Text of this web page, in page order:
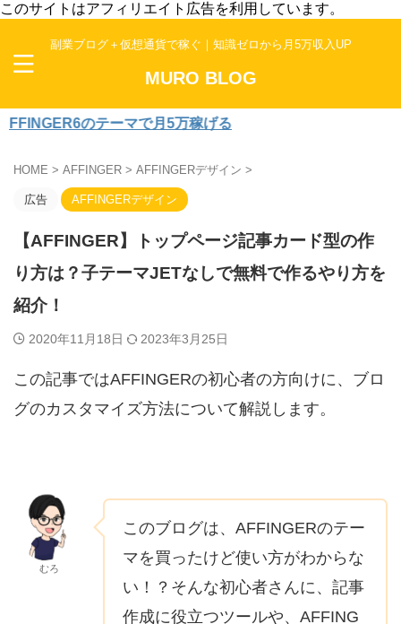
このサイトはアフィリエイト広告を利用しています。
副業ブログ＋仮想通貨で稼ぐ｜知識ゼロから月5万収入UP
MURO BLOG
テーマで月5万稼げる
HOME > AFFINGER > AFFINGERデザイン >
広告 AFFINGERデザイン
【AFFINGER】トップページ記事カード型の作
り方は？子テーマJETなしで無料で作るやり方を
紹介！
2020年11月18日 2023年3月25日
この記事ではAFFINGERの初心者の方向けに、ブロ
グのカスタマイズ方法について解説します。
むろ
このブログは、AFFINGERのテー
マを買ったけど使い方がわからな
い！？そんな初心者さんに、記事
作成に役立つツールや、AFFING